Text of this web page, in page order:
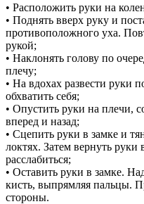
• Расположить руки на
• Поднять вверх руку и
противоположного уха.
рукой;
• Наклонять голову по
плечу;
• На вдохах развести руки
обхватить себя;
• Опустить руки на плечи,
вперед и назад;
• Сцепить руки в замке и
локтях. Затем вернуть
расслабиться;
• Оставить руки в замке.
кисть, выпрямляя пальцы.
стороны.